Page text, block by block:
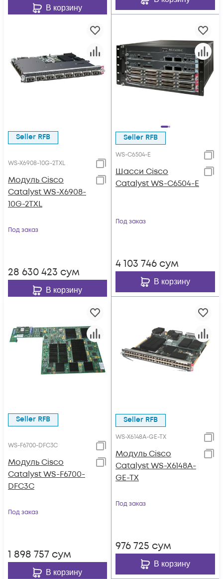
В корзину
Seller RFB
WS-X6908-10G-2TXL
Модуль Cisco
Catalyst WS-X6908-
10G-2TXL
Под заказ
28 630 423 сум
В корзину
Seller RFB
WS-C6504-E
Шасси Cisco
Catalyst WS-C6504-E
Под заказ
4 103 746 сум
В корзину
Seller RFB
WS-F6700-DFC3C
Модуль Cisco
Catalyst WS-F6700-
DFC3C
Под заказ
1 898 757 сум
В корзину
Seller RFB
WS-X6148A-GE-TX
Модуль Cisco
Catalyst WS-X6148A-
GE-TX
Под заказ
976 725 сум
В корзину